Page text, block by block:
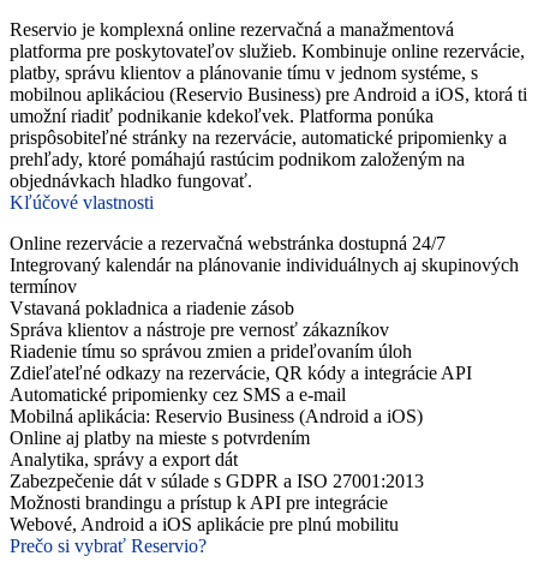
Reservio je komplexná online rezervačná a manažmentová
platforma pre poskytovateľov služieb. Kombinuje online rezervácie,
platby, správu klientov a plánovanie tímu v jednom systéme, s
mobilnou aplikáciou (Reservio Business) pre Android a iOS, ktorá ti
umožní riadiť podnikanie kdekoľvek. Platforma ponúka
prispôsobiteľné stránky na rezervácie, automatické pripomienky a
prehľady, ktoré pomáhajú rastúcim podnikom založeným na
objednávkach hladko fungovať.
Kľúčové vlastnosti
Online rezervácie a rezervačná webstránka dostupná 24/7
Integrovaný kalendár na plánovanie individuálnych aj skupinových
termínov
Vstavaná pokladnica a riadenie zásob
Správa klientov a nástroje pre vernosť zákazníkov
Riadenie tímu so správou zmien a prideľovaním úloh
Zdieľateľné odkazy na rezervácie, QR kódy a integrácie API
Automatické pripomienky cez SMS a e-mail
Mobilná aplikácia: Reservio Business (Android a iOS)
Online aj platby na mieste s potvrdením
Analytika, správy a export dát
Zabezpečenie dát v súlade s GDPR a ISO 27001:2013
Možnosti brandingu a prístup k API pre integrácie
Webové, Android a iOS aplikácie pre plnú mobilitu
Prečo si vybrať Reservio?